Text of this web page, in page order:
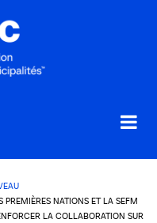
NATIONS ET LA SEFM
LA COLLABORATION SUR